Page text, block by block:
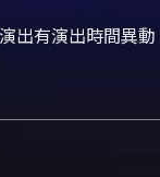
出有演出時間異動